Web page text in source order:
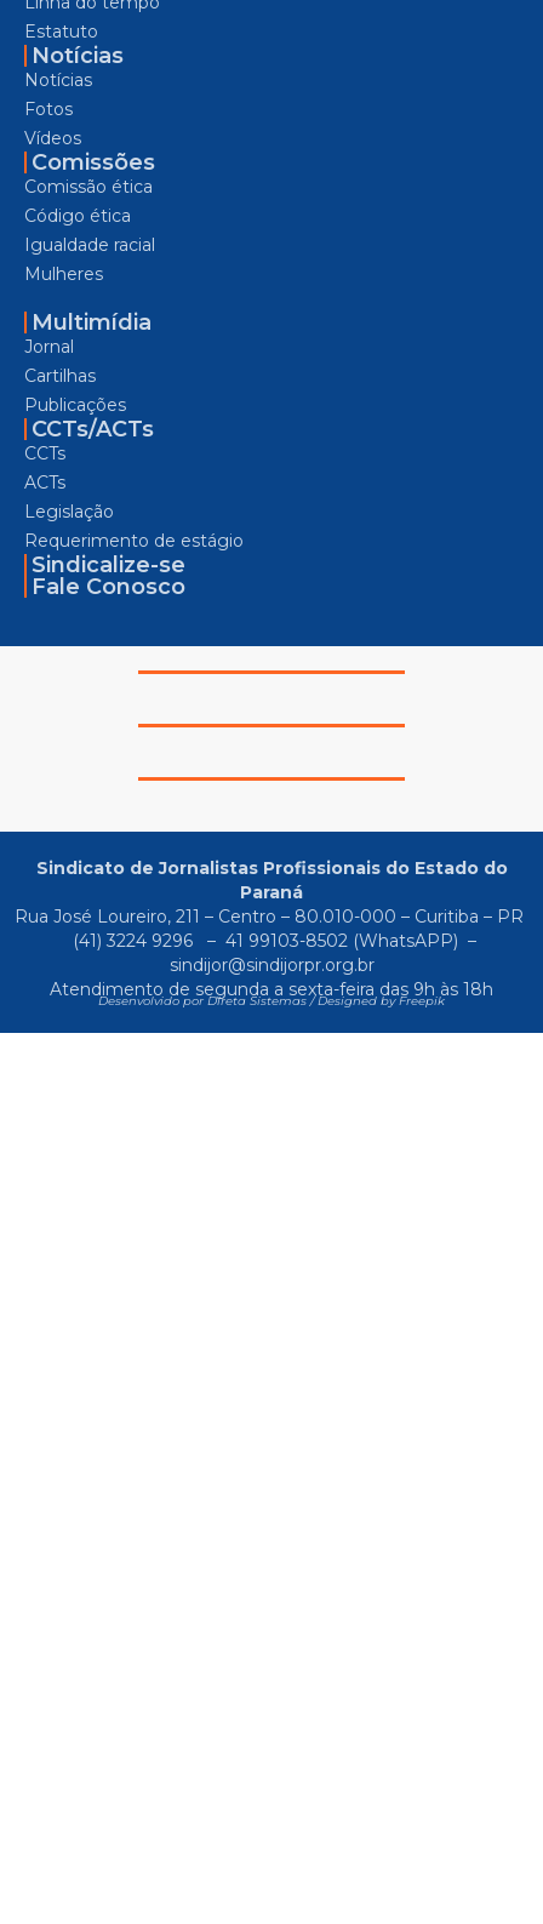
Estatuto
Notícias
Notícias
Fotos
Vídeos
Comissões
Comissão ética
Código ética
Igualdade racial
Mulheres
Multimídia
Jornal
Cartilhas
Publicações
CCTs/ACTs
CCTs
ACTs
Legislação
Requerimento de estágio
Sindicalize-se
Fale Conosco
Sindicato de Jornalistas Profissionais do Estado do
Paraná
Rua José Loureiro, 211 – Centro – 80.010-000 – Curitiba – PR
(41) 3224 9296
– 41 99103-8502(WhatsAPP) –
sindijor@sindijorpr.org.br
Atendimento de segunda a sexta-feira das 9h às 18h
Desenvolvido por Direta Sistemas /Designed by Freepik